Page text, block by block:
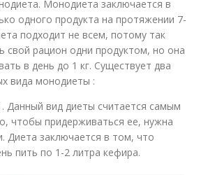
Монодиета заключается в
одного продукта на протяжении 7-
подходит не всем, потому так
свой рацион одни продуктом, но она
в день до 1 кг. Существует два
вида монодиеты :
Данный вид диеты считается самым
чтобы придерживаться ее, нужна
Диета заключается в том, что
пить по 1-2 литра кефира.